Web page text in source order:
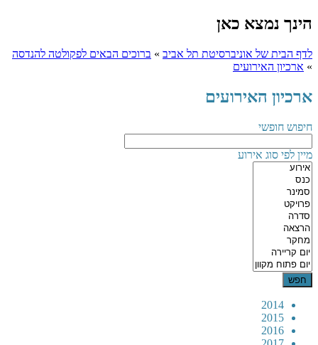
הינך נמצא כאן
לדף הבית של אוניברסיטת תל אביב » ברוכים הבאים לפקולטה להנדסה
» ארכיון האירועים
ארכיון האירועים
חיפוש חופשי
מיין לפי סוג אירוע
2014
2015
2016